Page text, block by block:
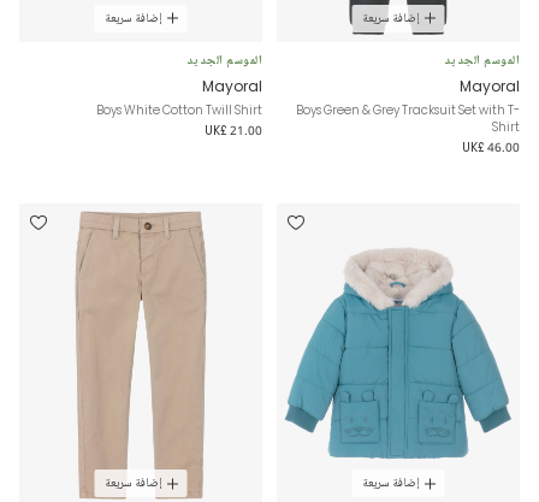
إضافة سريعة
الموسم الجديد
Mayoral
Boys Green & Grey Tracksuit Set with T-
Shirt
UK£ 46.00
إضافة سريعة
الموسم الجديد
Mayoral
Boys White Cotton Twill Shirt
UK£ 21.00
إضافة سريعة إضافة سريعة